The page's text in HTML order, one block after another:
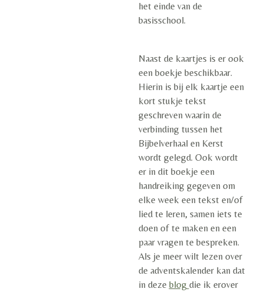
het einde van de
basisschool.
Naast de kaartjes is er ook
een boekje beschikbaar.
Hierin is bij elk kaartje een
kort stukje tekst
geschreven waarin de
verbinding tussen het
Bijbelverhaal en Kerst
wordt gelegd. Ook wordt
er in dit boekje een
handreiking gegeven om
elke week een tekst en/of
lied te leren, samen iets te
doen of te maken en een
paar vragen te bespreken.
Als je meer wilt lezen over
de adventskalender kan dat
in deze blog die ik erover